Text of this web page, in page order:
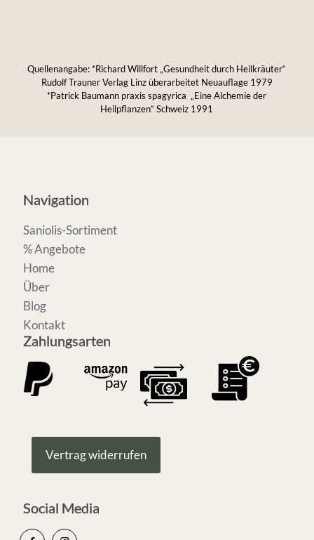
Quellenangabe: *Richard Willfort „Gesundheit durch Heilkräuter“
Rudolf Trauner Verlag Linz überarbeitet Neuauflage 1979
*Patrick Baumann praxis spagyrica „Eine Alchemie der
Heilpflanzen“ Schweiz 1991
Navigation
Saniolis-Sortiment
% Angebote
Home
Über
Blog
Kontakt
Zahlungsarten
Vertrag widerrufen
Social Media